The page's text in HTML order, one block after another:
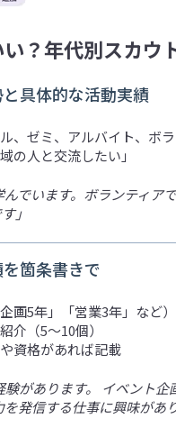
？年代別スカウ
と具体的な活動実績
、ゼミ、アルバイト、ボラ
の人と交流したい」
でいます。ボランティア
」
を箇条書きで
画5年」「営業3年」など）
介（5〜10個）
資格があれば記載
があります。 イベント
発信する仕事に興味があ